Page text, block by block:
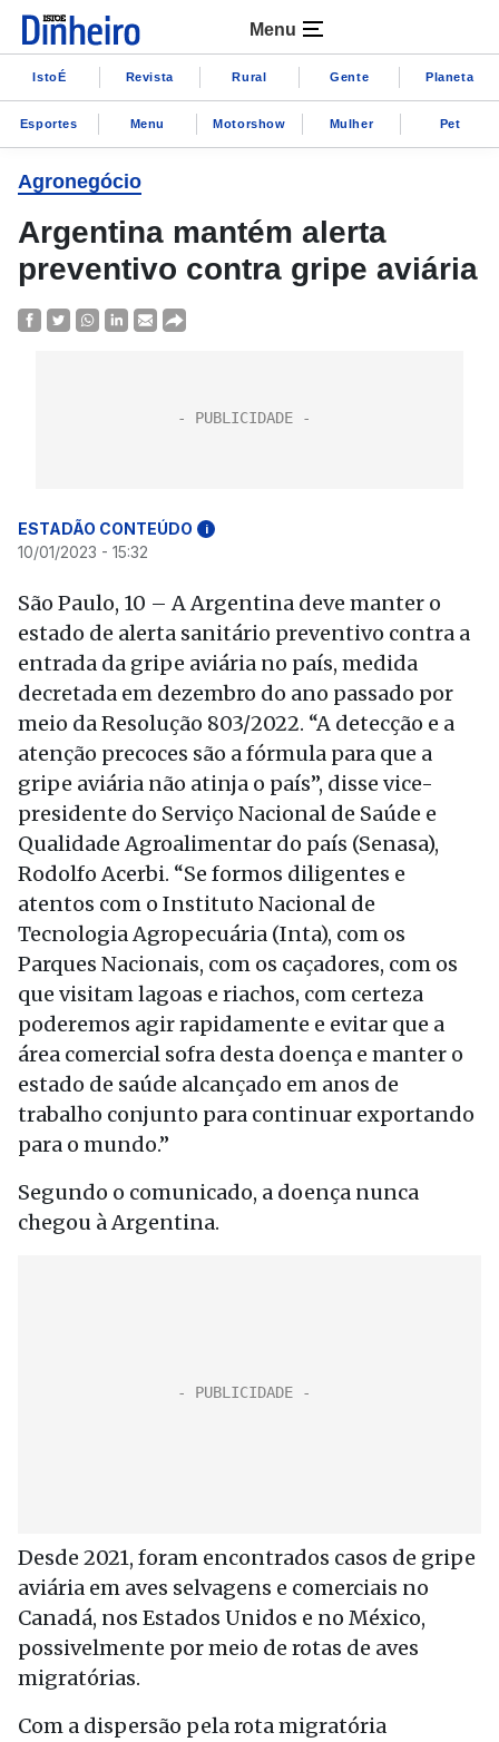
Menu
IstoÉ Revista Rural Gente Planeta
Esportes Menu Motorshow Mulher Pet
Agronegócio
Argentina mantém alerta
preventivo contra gripe aviária
ESTADÃO CONTEÚDO i
10/01/2023 - 15:32
São Paulo, 10 – A Argentina deve manter o
estado de alerta sanitário preventivo contra a
entrada da gripe aviária no país, medida
decretada em dezembro do ano passado por
meio da Resolução 803/2022. “A detecção e a
atenção precoces são a fórmula para que a
gripe aviária não atinja o país”, disse vice-
presidente do Serviço Nacional de Saúde e
Qualidade Agroalimentar do país (Senasa),
Rodolfo Acerbi. “Se formos diligentes e
atentos com o Instituto Nacional de
Tecnologia Agropecuária (Inta), com os
Parques Nacionais, com os caçadores, com os
que visitam lagoas e riachos, com certeza
poderemos agir rapidamente e evitar que a
área comercial sofra desta doença e manter o
estado de saúde alcançado em anos de
trabalho conjunto para continuar exportando
para o mundo.”
Segundo o comunicado, a doença nunca
chegou à Argentina.
Desde 2021, foram encontrados casos de gripe
aviária em aves selvagens e comerciais no
Canadá, nos Estados Unidos e no México,
possivelmente por meio de rotas de aves
migratórias.
Com a dispersão pela rota migratória